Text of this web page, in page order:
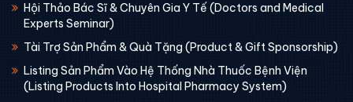
Hội Thảo Bác Sĩ & Chuyên Gia Y Tế (Doctors and Medical
Experts Seminar)
Tài Trợ Sản Phẩm & Quà Tặng (Product & Gift Sponsorship)
Listing Sản Phẩm Vào Hệ Thống Nhà Thuốc Bệnh Viện
(Listing Products Into Hospital Pharmacy System)